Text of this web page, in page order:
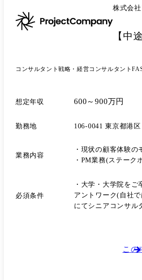
ンサイトのUI/UX改
クト推進を経験しな
し、中長期での事業成長や変革推進に伴走する ●事業開発 ・コンサルテ
を推進する ・事業責任
だきます。 ②ランチ会 研修期間中に、現場社員や人事とのランチ会を実施しています。業務やキャリアについて気軽に相談できるだけでなく、会社の考え方やカルチャーへの
している方向性や事業戦略
をすり合わせながら成長を支援しています。 ⑦メンター制度 上長とは別の
す。 ⑧バリュー探求セッション 会社で大切にしている価値観(Ism)について、実際の業務や経験と紐づけながらディスカッションを行い、理解を深めています。 ⑨本部勉強会
を活用し、一人ひ
ケーション向上にも
株式会
【中
コンサルタント戦略・経営コンサルタント
想定年収 600～900万円
勤務地 106-0041 東京都港区
業務内容
・現状の顧客体験
・PM業務(ステーク
必須条件
・大学・大学院を
アントワーク(自社ではなく、支援側での経験) 下記項目より、1項目は該当
にてシニアコンサル
この